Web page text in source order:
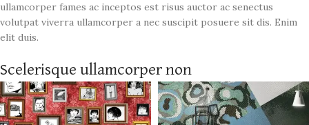
ullamcorper fames ac inceptos est risus auctor ac senectus
volutpat viverra ullamcorper a nec suscipit posuere sit dis. Enim
elit duis.
Scelerisque ullamcorper non